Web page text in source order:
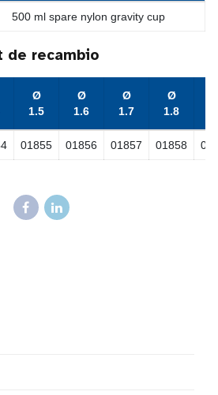
500 ml spare nylon gravity cup
de recambio
Ø
1.5
Ø
1.6
Ø
1.7
Ø
1.8
01855 01856 01857 01858